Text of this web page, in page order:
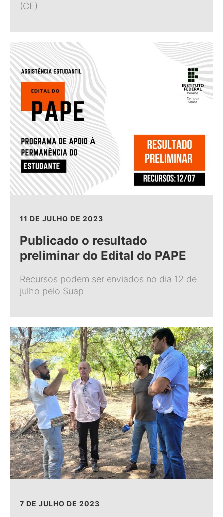
(CE)
11 DE JULHO DE 2023
Publicado o resultado
preliminar do Edital do PAPE
Recursos podem ser enviados no dia 12 de
julho pelo Suap
7 DE JULHO DE 2023